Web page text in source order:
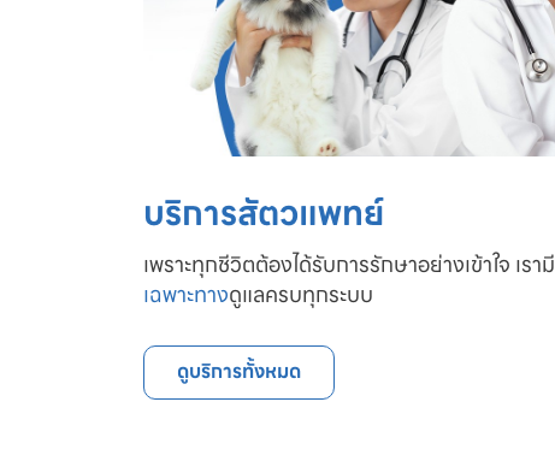
บริการสัตวแพทย์
เพราะทุกชีวิตต้องได้รับการรักษาอย่างเข้าใจ เรามี
เฉพาะทางดูแลครบทุกระบบ
ดูบริการทั้งหมด